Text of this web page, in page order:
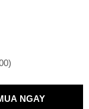
NGAY